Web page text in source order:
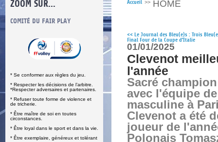
ZOOM SUR...
COMITÉ DU FAIR PLAY
* Se conformer aux règles du jeu.
* Respecter les décisions de l’arbitre.
*Respecter adversaires et partenaires.
* Refuser toute forme de violence et
de tricherie.
* Être maître de soi en toutes
circonstances.
* Être loyal dans le sport et dans la vie.
* Être exemplaire, généreux et tolérant
LUTTE CONTRE LES VIOLENCES
Accueil >> HOME
<< Le Journal des Bleu(e)s : Trois
Final Four de la Coupe d'Italie
01/01/2025
Clevenot
l'année
Sacré
avec l'équipe
masculine à
Clevenot a été
joueur de
Polonais